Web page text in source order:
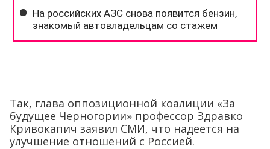
Так, глава оппозиционной коалиции «За
будущее Черногории» профессор Здравко
Кривокапич заявил СМИ, что надеется на
улучшение отношений с Россией.